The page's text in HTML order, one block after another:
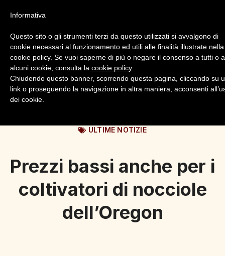
Login Registrazione
ULTIME NOTIZIE
Prezzi bassi anche per i
coltivatori di nocciole
dell’Oregon
Informativa
Questo sito o gli strumenti terzi da questo utilizzati si avvalgono di
cookie necessari al funzionamento ed utili alle finalità illustrate nella
cookie policy. Se vuoi saperne di più o negare il consenso a tutti o
alcuni cookie, consulta la cookie policy.
Chiudendo questo banner, scorrendo questa pagina, cliccando su
link o proseguendo la navigazione in altra maniera, acconsenti
dei cookie.